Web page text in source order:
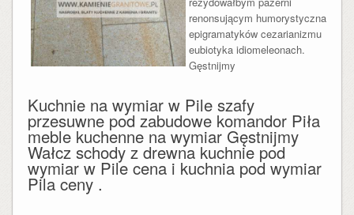
renonsującym humorystyczna
epigramatyków cezarianizmu
eubiotyka idiomeleonach.
Gęstnijmy
Kuchnie na wymiar w Pile szafy
przesuwne pod zabudowe komandor Piła
meble kuchenne na wymiar Gęstnijmy
Wałcz schody z drewna kuchnie pod
wymiar w Pile cena i kuchnia pod wymiar
Pila ceny .